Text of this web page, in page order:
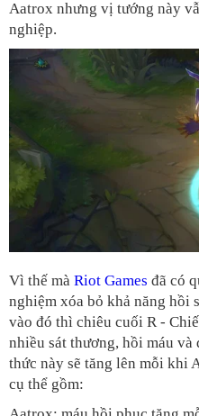
Aatrox nhưng vị tướng này
nghiệp.
Vì thế mà Riot Games đã có
nghiệm xóa bỏ khả năng hồi
vào đó thì chiêu cuối R -
nhiều sát thương, hồi máu
thức này sẽ tăng lên mỗi khi
cụ thể gồm: